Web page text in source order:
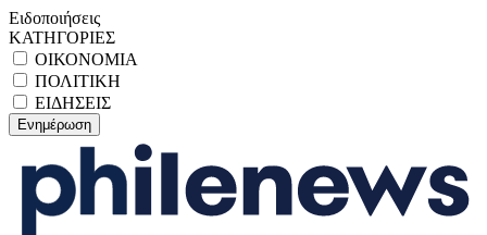
Ειδοποιήσεις
ΚΑΤΗΓΟΡΙΕΣ
ΟΙΚΟΝΟΜΙΑ
ΠΟΛΙΤΙΚΗ
ΕΙΔΗΣΕΙΣ